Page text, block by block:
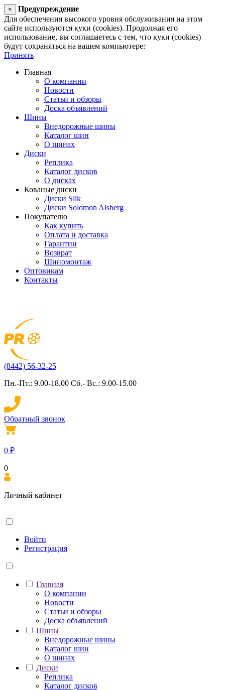
×
Предупреждение
Для обеспечения высокого уровня обслуживания на этом
сайте используются куки (cookies). Продолжая его
использование, вы соглашаетесь с тем, что куки (cookies)
будут сохраняться на вашем компьютере:
Принять
Главная
О компании
Новости
Статьи и обзоры
Доска объявлений
Шины
Внедорожные шины
Каталог шин
О шинах
Диски
Реплика
Каталог дисков
О дисках
Кованые диски
Диски Slik
Диски Solomon Alsberg
Покупателю
Как купить
Оплата и доставка
Гарантии
Возврат
Шиномонтаж
Оптовикам
Контакты
(8442) 56-32-25
Пн.-Пт.: 9.00-18.00 Сб.- Вс.: 9.00-15.00
Обратный звонок
0 ₽
0
Личный кабинет
Войти
Регистрация
Главная
О компании
Новости
Статьи и обзоры
Доска объявлений
Шины
Внедорожные шины
Каталог шин
О шинах
Диски
Реплика
Каталог дисков